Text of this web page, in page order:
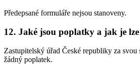
Předepsané formuláře nejsou stanoveny.
12. Jaké jsou poplatky a jak je
Zastupitelský úřad České republiky za svou
žádný poplatek.